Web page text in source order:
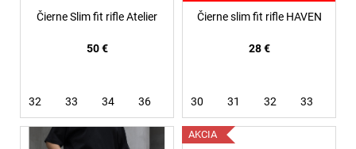
Čierne Slim fit rifle Atelier
50 €
32 33 34 36
Čierne slim fit rifle HAVEN
28 €
30 31 32 33
AKCIA